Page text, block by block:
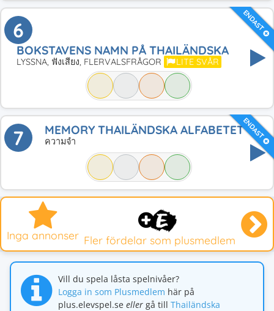
ENDAST
6
BOKSTAVENS NAMN PÅ THAILÄNDSKA
LYSSNA, ฟังเสียง, FLERVALSFRÅGOR LITE SVÅR
ENDAST
7 MEMORY THAILÄNDSKA ALFABETET
ความจำ
Inga annonser Fler fördelar som plusmedlem
Vill du spela låsta spelnivåer?
Logga in som Plusmedlem här på
plus.elevspel.se eller gå till Thailändska